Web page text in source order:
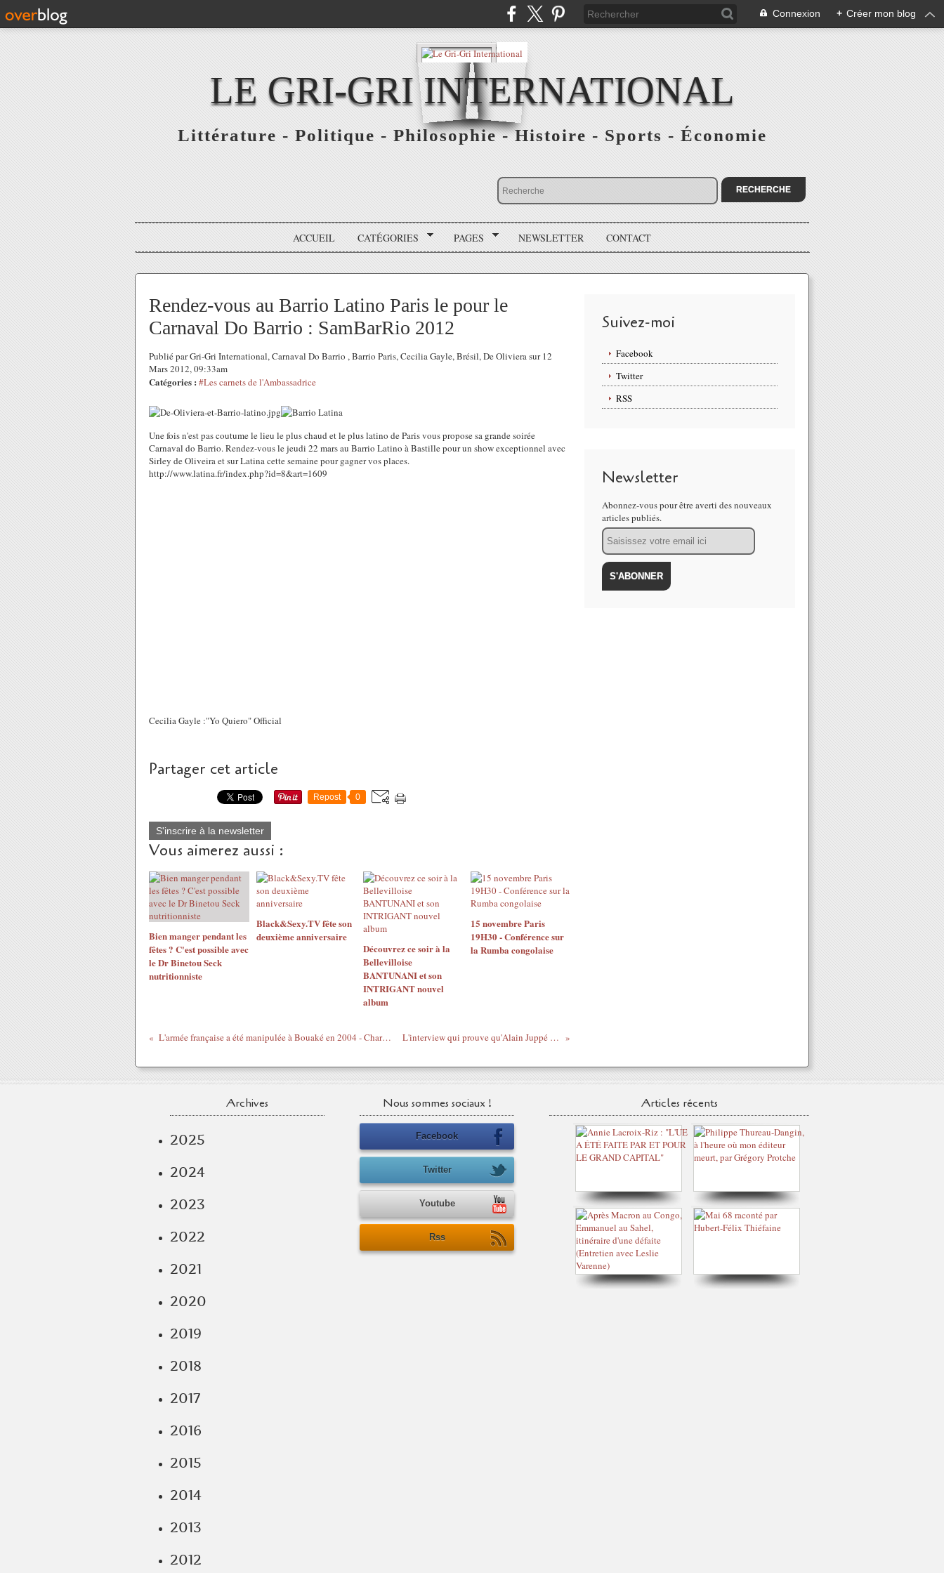
Connexion + Créer mon blog
LE GRI-GRI INTERNATIONAL
Littérature - Politique - Philosophie - Histoire - Sports - Économie
ACCUEIL CATÉGORIES PAGES NEWSLETTER CONTACT
Rendez-vous au Barrio Latino Paris le pour le
Carnaval Do Barrio : SamBarRio 2012
Publié par Gri-Gri International, Carnaval Do Barrio , Barrio Paris, Cecilia Gayle, Brésil, De Oliviera sur 12
Mars 2012, 09:33am
Catégories : #Les carnets de l'Ambassadrice
Une fois n'est pas coutume le lieu le plus chaud et le plus latino de Paris vous propose sa grande soirée
Carnaval do Barrio. Rendez-vous le jeudi 22 mars au Barrio Latino à Bastille pour un show exceptionnel avec
Sirley de Oliveira et sur Latina cette semaine pour gagner vos places.
http://www.latina.fr/index.php?id=8&art=1609
Cecilia Gayle :"Yo Quiero" Official
Partager cet article
Repost 0
S'inscrire à la newsletter
Vous aimerez aussi :
Bien manger pendant les
fêtes ? C'est possible avec
le Dr Binetou Seck
nutritionniste
Black&Sexy.TV fête son
deuxième anniversaire
Découvrez ce soir à la
Bellevilloise
BANTUNANI et son
INTRIGANT nouvel
album
15 novembre Paris
19H30 - Conférence sur
la Rumba congolaise
L'armée française a été manipulée à Bouaké en 2004 - Charles Onana 8/3/2012 L'interview qui prouve qu'Alain Juppé n'est personne
Suivez-moi
Facebook
Twitter
RSS
Newsletter
Abonnez-vous pour être averti des nouveaux
articles publiés.
Email
Archives
2025
2024
2023
2022
2021
2020
2019
2018
2017
2016
2015
2014
2013
2012
Nous sommes sociaux !
Facebook
Twitter
Youtube
Rss
Articles récents